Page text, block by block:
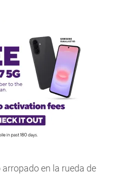
en la rueda de